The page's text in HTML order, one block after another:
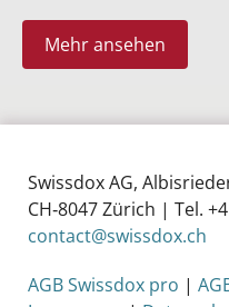
Mehr ansehen
Swissdox AG,
CH‑8047 Zürich | Tel.
contact@swissdox.ch
AGB Swissdox pro |